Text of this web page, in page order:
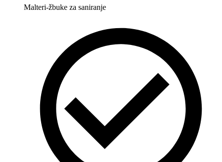
Malteri-žbuke za saniranje